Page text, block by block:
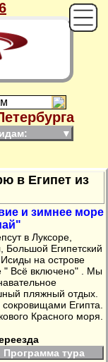
▼
в Египет из
и зимнее море
в Луксоре,
Египетский
на острове
" Всё включено" . Мы
пляжный отдых.
Египта.
Красного моря.
Программа тура